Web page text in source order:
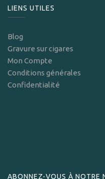
LIENS UTILES
Blog
Gravure sur cigares
Mon Compte
Conditions générales
Confidentialité
ABONNEZ-VOUS À NOTRE